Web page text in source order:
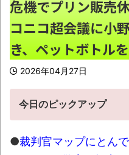
「ぞわっとした
ーヒーのパッケージ
ｗｗ NEW!
【動画】熊本地
【悲報】日本の
NEW!
08/07NEWS!!
危機でプリン販売
コニコ超会議に小
き、ペットボトル
2026年04月27日
今日のピックアップ
●裁判官マップにとん